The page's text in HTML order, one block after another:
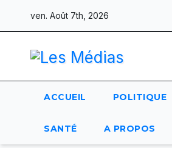
ven. Août 7th, 2026
ACCUEIL POLITIQUE
SANTÉ A PROPOS